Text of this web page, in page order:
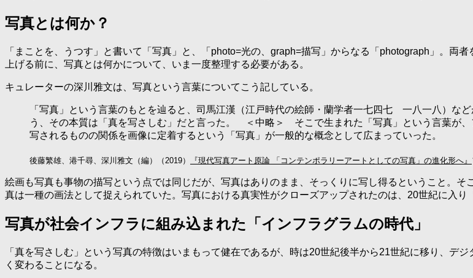
写真とは何か？
「まことを、うつす」と書いて「写真」と、「photo=光の、graph=描写」からなる「photograph」。両
上げる前に、写真とは何かについて、いま一度整理する必要がある。
キュレーターの深川雅文は、写真という言葉についてこう記している。
「写真」という言葉のもとを辿ると、司馬江漢（江戸時代の絵師・蘭学者一七四七 一八一八）な
う、その本質は「真を写さしむ」だと言った。 ＜中略＞ そこで生まれた「写真」という言葉が
写されるものの関係を画像に定着するという「写真」が一般的な概念として広まっていった。
後藤繁雄、港千尋、深川雅文（編）（2019） 『現代写真アート原論 「コンテンポラリーアートとしての写真」の進化形へ』
絵画も写真も事物の描写という点では同じだが、写真はありのまま、そっくりに写し得るということ。
真は一種の画法として捉えられていた。写真における真実性がクローズアップされたのは、20世紀に入り
写真が社会インフラに組み込まれた「インフラグラムの時代」
「真を写さしむ」という写真の特徴はいまもって健在であるが、時は20世紀後半から21世紀に移り、デ
く変わることになる。